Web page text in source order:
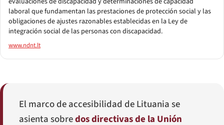
laboral que fundamentan las prestaciones de protección social y las
obligaciones de ajustes razonables establecidas en la Ley de
integración social de las personas con discapacidad.
www.ndnt.lt
El marco de accesibilidad de Lituania se
asienta sobredos directivas de la Unión